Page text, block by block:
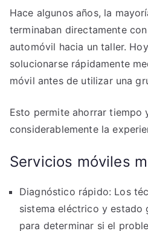
Hace algunos años, la
terminaban directamente
automóvil hacia un taller.
solucionarse rápidamente
móvil antes de utilizar una
Esto permite ahorrar tiempo
considerablemente la
Servicios móviles
Diagnóstico rápido: Los
sistema eléctrico y estado
para determinar si el